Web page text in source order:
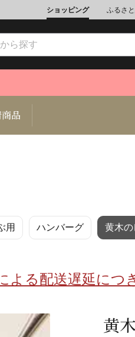
ショッピング ふるさ
麺類/
読雑誌 書籍
品
用 ハンバーグ 黄木
よる配送遅延につ
黄